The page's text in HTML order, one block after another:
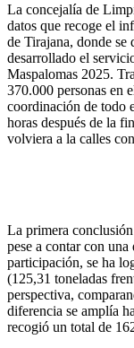
La concejalía de
datos que recoge el
de Tirajana, donde se
desarrollado el
Maspalomas 2025.
370.000 personas en
coordinación de todo
horas después de la
volviera a la calles
La primera
pese a contar con una
participación, se ha
(125,31 toneladas
perspectiva,
diferencia se amplía
recogió un total de